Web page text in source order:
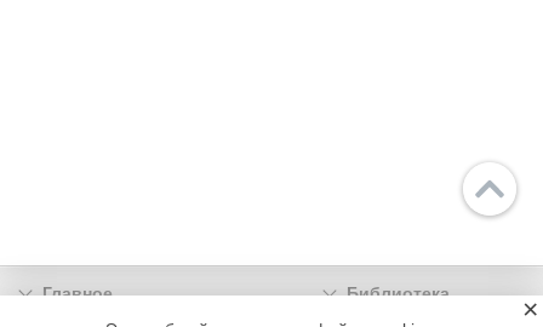
Главное
Библиотека
×